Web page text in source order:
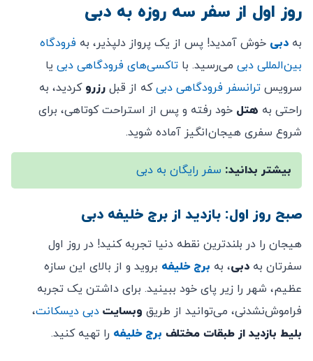
روز اول از سفر سه روزه به دبی
به دبی خوش آمدید! پس از یک پرواز دلپذیر، به فرودگاه
بین‌المللی دبی می‌رسید. با تاکسی‌های فرودگاهی دبی یا
سرویس ترانسفر فرودگاهی دبیکه از قبل رزرو کردید، به
راحتی به هتل خود رفته و پس از استراحت کوتاهی، برای
شروع سفری هیجان‌انگیز آماده شوید.
بیشتر بدانید: سفر رایگان به دبی
صبح روز اول: بازدید از برج خلیفه دبی
هیجان را در بلندترین نقطه دنیا تجربه کنید! در روز اول
سفرتان به دبی، به برج خلیفه بروید و از بالای این سازه
عظیم، شهر را زیر پای خود ببینید. برای داشتن یک تجربه
فراموش‌نشدنی، می‌توانید از طریق وبسایت دبی دیسکانت،
بلیط بازدید از طبقات مختلف برج خلیفه را تهیه کنید.